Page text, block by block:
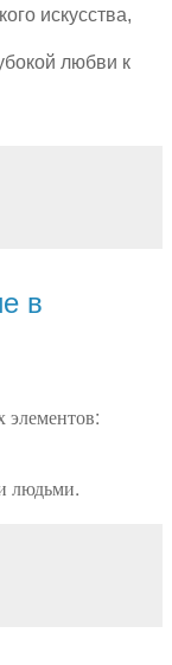
искусства,
любви к
в
элементов:
людьми.